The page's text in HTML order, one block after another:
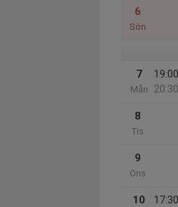
6
Sön
7
Mån
19:00
20:30
8
Tis
9
Ons
10
17:30